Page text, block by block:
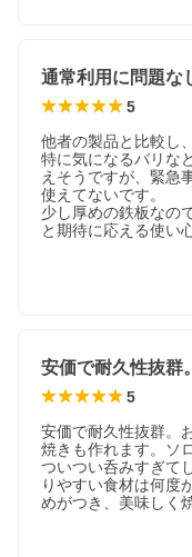
通常利用に問題な
5
他者の製品と比較し
特に気になるバリな
えそうですが、緊急
使えてないです。
少し厚めの鉄板なの
と期待に応える使い
5
安価で耐久性抜群。
焼きも作れます。ソ
ついつい呑みすぎて
りやすい食材は何度
めがつき、美味しく